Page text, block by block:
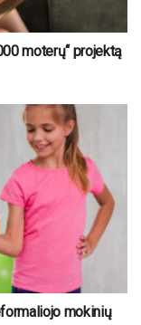
moterų“ projektą
mokinių